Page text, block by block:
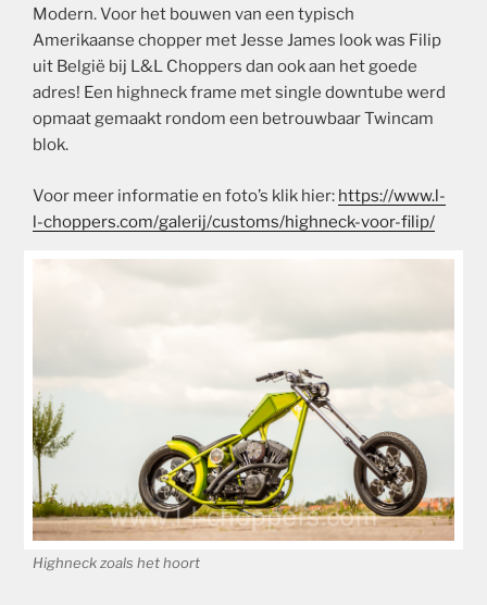
Modern. Voor het bouwen van een typisch
Amerikaanse chopper met Jesse James look was Filip
uit België bij L&L Choppers dan ook aan het goede
adres! Een highneck frame met single downtube werd
opmaat gemaakt rondom een betrouwbaar Twincam
blok.
Voor meer informatie en foto’s klik hier: https://www.l-
l-choppers.com/galerij/customs/highneck-voor-filip/
Highneck zoals het hoort